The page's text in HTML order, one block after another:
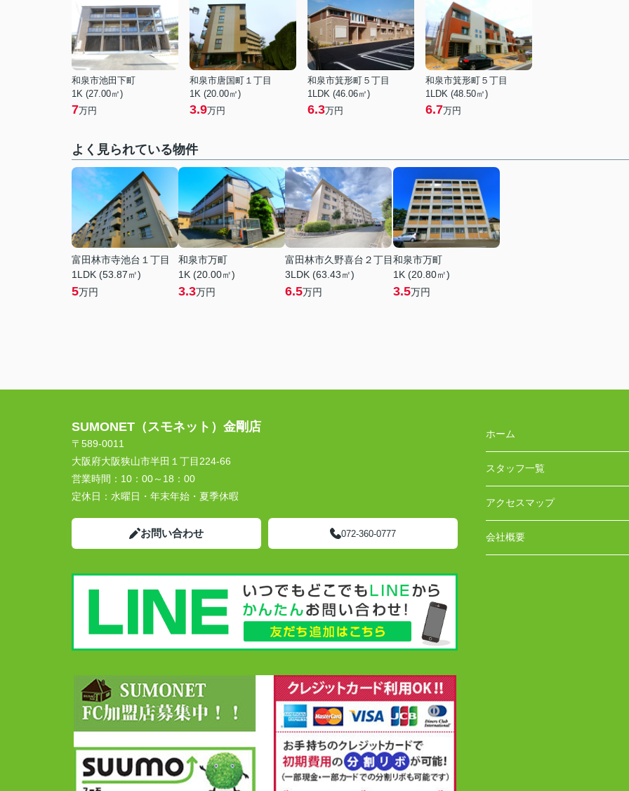
和泉市池田下町
1K (27.00㎡)
7万円
和泉市唐国町１丁目
1K (20.00㎡)
3.9万円
和泉市箕形町５丁目
1LDK (46.06㎡)
6.3万円
和泉市箕形町５丁目
1LDK (48.50㎡)
6.7万円
よく見られている物件
富田林市寺池台１丁目
1LDK (53.87㎡)
5万円
和泉市万町
1K (20.00㎡)
3.3万円
富田林市久野喜台２丁目
3LDK (63.43㎡)
6.5万円
和泉市万町
1K (20.80㎡)
3.5万円
SUMONET（スモネット）金剛店
〒589-0011
大阪府大阪狭山市半田１丁目224-66
営業時間： 10：00～18：00
定休日： 水曜日・年末年始・夏季休暇
お問い合わせ 072-360-0777
ホーム
スタッフ一覧
アクセスマップ
会社概要